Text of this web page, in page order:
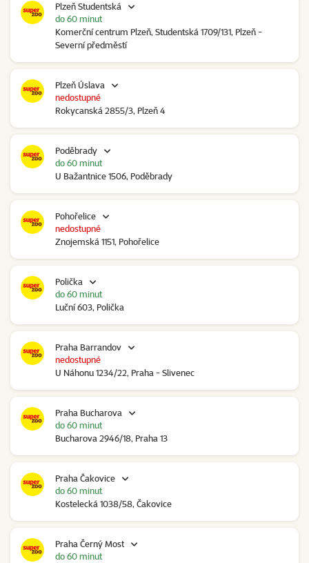
Plzeň Studentská
Komerční centrum Plzeň, Studentská 1709/131, Plzeň -
Severní předměstí
do 60 minut
Plzeň Úslava
Rokycanská 2855/3, Plzeň 4
nedostupné
Poděbrady
U Bažantnice 1506, Poděbrady
do 60 minut
Pohořelice
Znojemská 1151, Pohořelice
nedostupné
Polička
Luční 603, Polička
do 60 minut
Praha Barrandov
U Náhonu 1234/22, Praha - Slivenec
nedostupné
Praha Bucharova
Bucharova 2946/18, Praha 13
do 60 minut
Praha Čakovice
Kostelecká 1038/58, Čakovice
do 60 minut
Praha Černý Most
do 60 minut